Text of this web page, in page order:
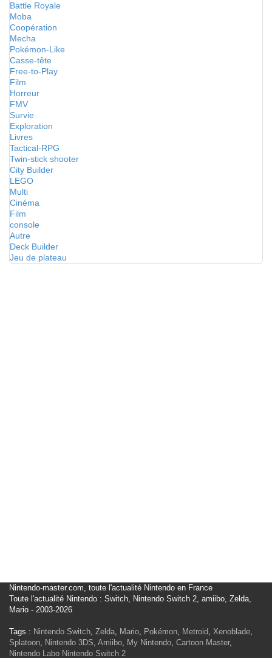
Battle Royale
Moba
Coopération
Mecha
Pokémon-Like
Casse-tête
Free-to-Play
Film
Horreur
FMV
Survie
Exploration
Livres
Tactical-RPG
Twin-stick shooter
City Builder
LEGO
Multi
Cinéma
Film
console
Autre
Deck Builder
Jeu de plateau
Nintendo-master.com, toute l'actualité Nintendo en France
Toute l'actualité Nintendo : Switch, Nintendo Switch 2, amiibo, Zelda,
Mario - 2003-2026
Tags : Nintendo Switch, Zelda, Mario, Pokémon, Metroid, Xenoblade,
Splatoon, Nintendo 3DS, Amiibo, My Nintendo, Cartoon Master,
Nintendo Labo Nintendo Switch 2